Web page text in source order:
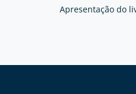
Apresentação do